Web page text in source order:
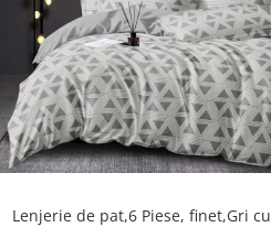
Lenjerie de pat,6 Piese, finet,Gri cu